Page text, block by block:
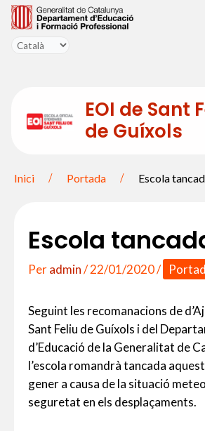
Vés
contingut
EOI de Sant
de Guíxols
Inici Portada Escola
Escola
Peradmin/22/01/2020/
Seguint les recomanacions de
Sant Feliu de Guíxols i del
d’Educació de la Generalitat de
l’escola romandrà tancada
gener a causa de la situació
seguretat en els desplaçaments.